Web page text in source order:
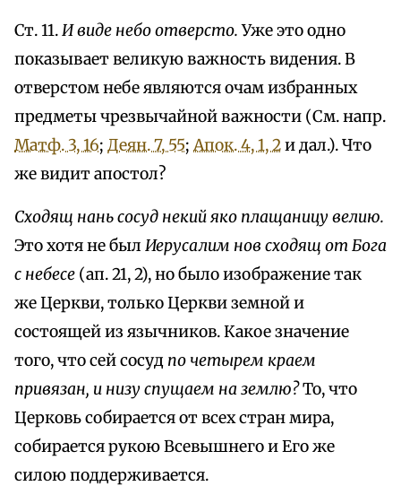
Ст. 11.И виде небо отверсто.Уже это одно
показывает великую важность видения. В
отверстом небе являются очам избранных
предметы чрезвычайной важности (См. напр.
Матф. 3, 16; Деян. 7, 55;Апок. 4, 1, 2и дал.). Что
же видит апостол?
Сходящ нань сосуд некий яко плащаницу велию.
Это хотя не был Иерусалим нов сходящ от Бога
с небесе (ап. 21, 2), но было изображение так
же Церкви, только Церкви земной и
состоящей из язычников. Какое значение
того, что сей сосуд по четырем краем
привязан, и низу спущаем на землю?То, что
Церковь собирается от всех стран мира,
собирается рукою Всевышнего и Его же
силою поддерживается.